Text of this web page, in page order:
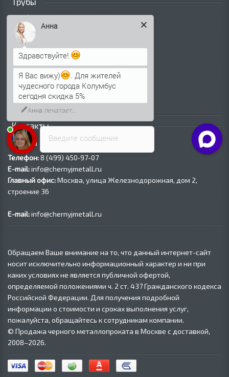
Трубы горячедеформированные
Труба холоднодеформированная
Трубы ВГП (Водогазопроводные)
Трубы ВГП оцинкованные
Трубы электросварные круглые
Трубы электросварные квадратные
Трубы электросварные прямоугольные
Трубы электросварные оцинкованные
Контакты
Москва
Телефон:8 (499) 450‑97-07
E-mail:info@chernyjmetall.ru
Главный офис:Москва, улица Железнодорожная, дом 2,
строение 36
E-mail:info@chernyjmetall.ru
Обращаем Ваше внимание на то, что данный интернет-сайт
носит исключительно информационный характер и ни при
каких условиях не является публичной офертой,
определяемой положениями ч. 2 ст. 437 Гражданского кодекса
Российской Федерации. Для получения подробной
информации о стоимости и сроках выполнения услуг,
пожалуйста, обращайтесь к сотрудникам компании.
© Продажа черного металлопроката в Москве с доставкой,
2008–2026.
Введите сообщение
Анна
Здравствуйте!
Я Вас вижу)
. Для жителей
чудесного города Колумбус
сегодня скидка 5%
Анна печатает...